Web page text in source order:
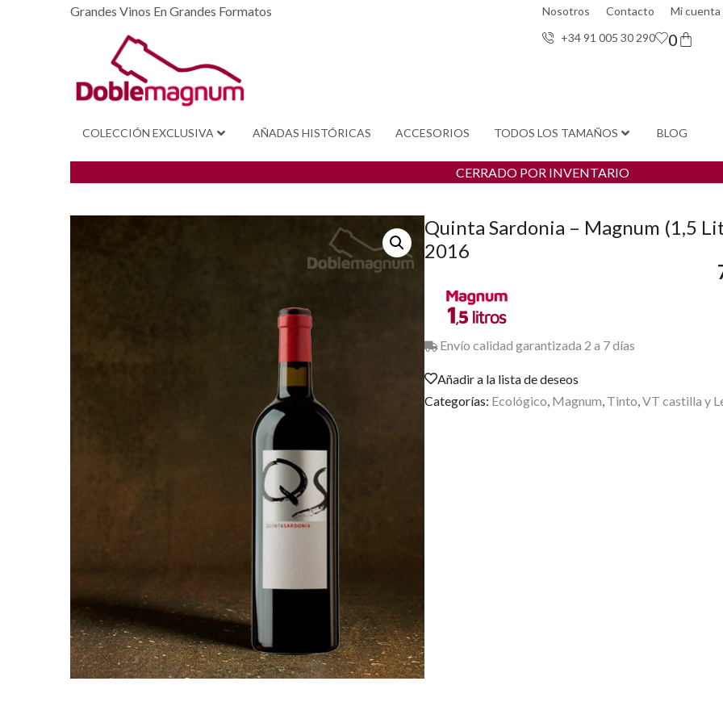
Grandes Vinos En Grandes Formatos Nosotros Contacto
Mi cuenta
+34 91 005 30 290 0
COLECCIÓN EXCLUSIVA AÑADAS HISTÓRICAS ACCESORIOS TODOS LOS TAMAÑOS BLOG
CERRADO POR INVENTARIO
Quinta Sardonia – Magnum (1,5
2016
Envío calidad garantizada 2 a 7 días
Añadir a la lista de deseos
Categorías: Ecológico Magnum Tinto VT castilla y